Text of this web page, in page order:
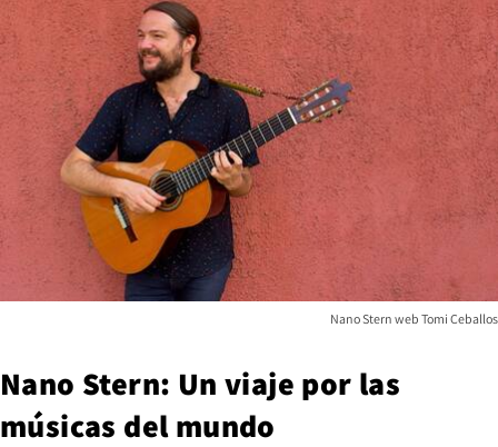
Nano Stern web Tomi Ceballos
Nano Stern: Un viaje por las
músicas del mundo